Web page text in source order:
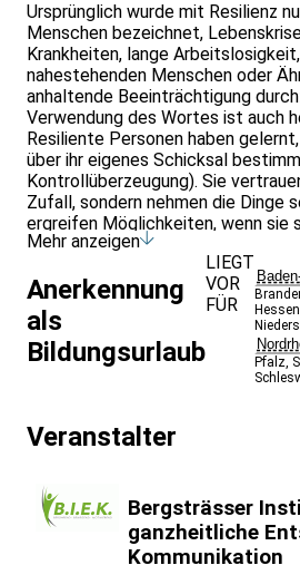
Ursprünglich wurde mit Resilienz
Menschen bezeichnet,
Krankheiten, lange
nahestehenden Menschen oder
anhaltende Beeinträchtigung
Verwendung des Wortes ist auch
Resiliente Personen haben
über ihr eigenes Schicksal
Kontrollüberzeugung). Sie
Zufall, sondern nehmen die Dinge
ergreifen Möglichkeiten, wenn sie
Inhalte der Resilienztrainer*innen
Bestimmung der eigenen Resilienz
Grundlagen der Resilienzforschung
Stresswirkung auf den Organismus
Die 7
Resilienzfaktoren:
von Verantwortung, Verlassen der
Einführung in das Resilienzkozept
Kurseinheiten
Selbsterfahrung
Generell gibt es in Deutschland
Mehr anzeigen
Anerkennung
als
Bildungsurlaub
LIEGT
VOR
FÜR
Hessen
Pfalz,
Veranstalter
Bergsträsser
ganzheitliche
Kommunikation